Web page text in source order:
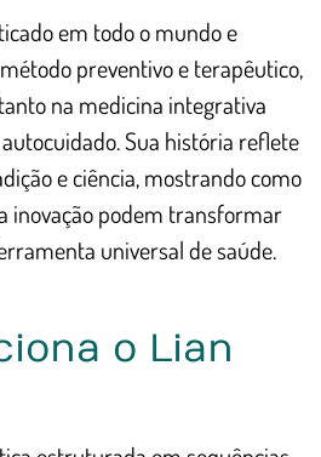
em todo o mundo e
preventivo e terapêutico,
na medicina integrativa
Sua história reflete
e ciência, mostrando como
inovação podem transformar
universal de saúde.
o Lian